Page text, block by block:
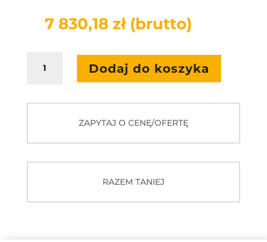
7 830,18 zł (brutto)
Zestaw:
do
Dodaj do koszyka
ZAPYTAJ O CENĘ/OFERTĘ
RAZEM TANIEJ